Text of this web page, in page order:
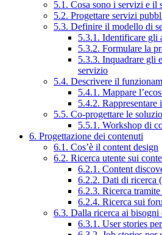
5.1. Cosa sono i servizi e il
5.2. Progettare servizi
5.3. Definire il modello di
5.3.1. Identificare gli
5.3.2. Formulare la
5.3.3. Inquadrare gli
servizio
5.4. Descrivere il
5.4.1. Mappare
5.4.2.
5.5. Co-progettare le
5.5.1. Workshop di
6. Progettazione dei contenuti
6.1. Cos’è il content design
6.2. Ricerca utente sui
6.2.1. Content
6.2.2. Dati di ricerca
6.2.3. Ricerca
6.2.4. Ricerca sui
6.3. Dalla ricerca ai bisogni
6.3.1. User stories